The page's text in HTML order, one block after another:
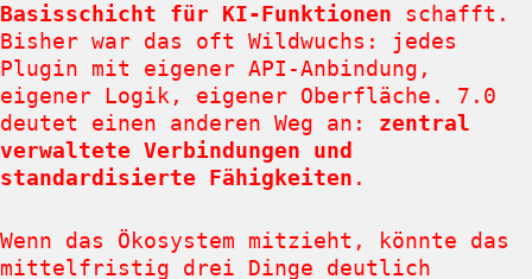
Basisschicht für KI-Funktionen schafft.
Bisher war das oft Wildwuchs: jedes
Plugin mit eigener API-Anbindung,
eigener Logik, eigener Oberfläche. 7.0
deutet einen anderen Weg an: zentral
verwaltete Verbindungen und
standardisierte Fähigkeiten .
Wenn das Ökosystem mitzieht, könnte das
mittelfristig drei Dinge deutlich